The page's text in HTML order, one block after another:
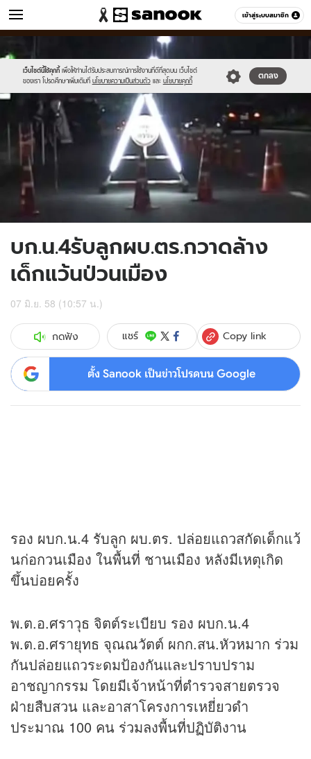
เข้าสู่ระบบสมาชิก
ข่าว หมวดอื่นๆ
เว็บไซต์นี้ใช้คุกกี้ เพื่อให้ท่านได้รับประสบการณ์การใช้งานที่ดีที่สุดบน เว็บไซต์
ของเรา โปรดศึกษาเพิ่มเติมที่ นโยบายความเป็นส่วนตัว และ นโยบายคุกกี้
ตกลง
//s.isanook.com/sr/0/images/logo-
new-
sanook.png
//s.isanook.com/ns/0/ud/361/1808138/623214-
01.jpg
บก.น.4รับลูกผบ.ตร.กวาดล้าง
เด็กแว้นป่วนเมือง
07 มิ.ย. 58 (10:57 น.)
กดฟัง แชร์ Copy link
ตั้ง Sanook เป็นข่าวโปรดบน Google
รอง ผบก.น.4 รับลูก ผบ.ตร. ปล่อยแถวสกัดเด็กแว้
นก่อกวนเมือง ในพื้นที่ ชานเมือง หลังมีเหตุเกิด
ขึ้นบ่อยครั้ง
พ.ต.อ.ศราวุธ จิตต์ระเบียบ รอง ผบก.น.4
พ.ต.อ.ศรายุทธ จุณณวัตต์ ผกก.สน.หัวหมาก ร่วม
กันปล่อยแถวระดมป้องกันและปราบปราม
อาชญากรรม โดยมีเจ้าหน้าที่ตำรวจสายตรวจ
ฝ่ายสืบสวน และอาสาโครงการเหยี่ยวดำ
ประมาณ 100 คน ร่วมลงพื้นที่ปฏิบัติงาน